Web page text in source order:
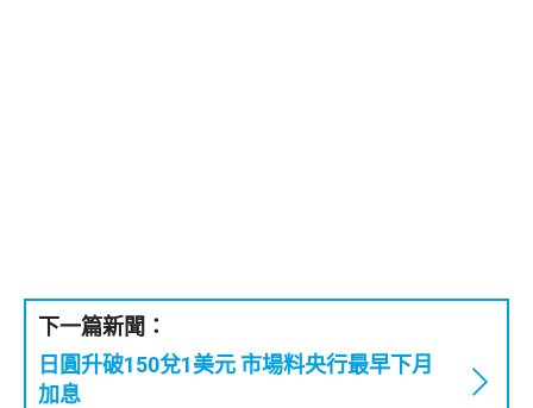
下一篇新聞：
日圓升破150兌1美元 市場料央行最早下月
加息